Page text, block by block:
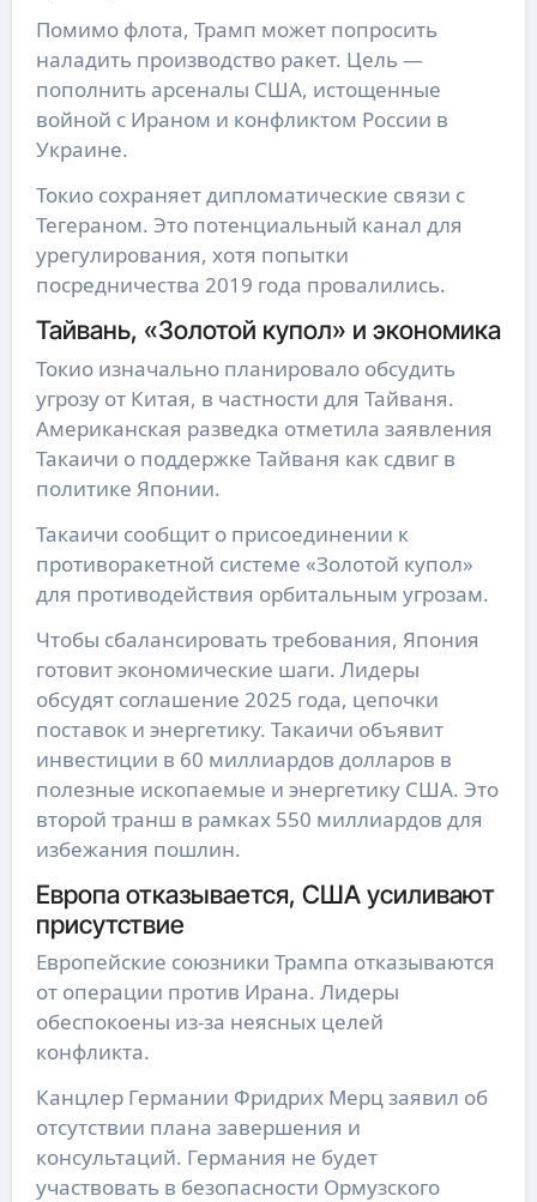
Помимо флота, Трамп может попросить
наладить производство ракет. Цель —
пополнить арсеналы США, истощенные
войной с Ираном и конфликтом России в
Украине.
Токио сохраняет дипломатические связи с
Тегераном. Это потенциальный канал для
урегулирования, хотя попытки
посредничества 2019 года провалились.
Тайвань, «Золотой купол» и экономика
Токио изначально планировало обсудить
угрозу от Китая, в частности для Тайваня.
Американская разведка отметила заявления
Такаичи о поддержке Тайваня как сдвиг в
политике Японии.
Такаичи сообщит о присоединении к
противоракетной системе «Золотой купол»
для противодействия орбитальным угрозам.
Чтобы сбалансировать требования, Япония
готовит экономические шаги. Лидеры
обсудят соглашение 2025 года, цепочки
поставок и энергетику. Такаичи объявит
инвестиции в 60 миллиардов долларов в
полезные ископаемые и энергетику США. Это
второй транш в рамках 550 миллиардов для
избежания пошлин.
Европа отказывается, США усиливают
присутствие
Европейские союзники Трампа отказываются
от операции против Ирана. Лидеры
обеспокоены из-за неясных целей
конфликта.
Канцлер Германии Фридрих Мерц заявил об
отсутствии плана завершения и
консультаций. Германия не будет
участвовать в безопасности Ормузского